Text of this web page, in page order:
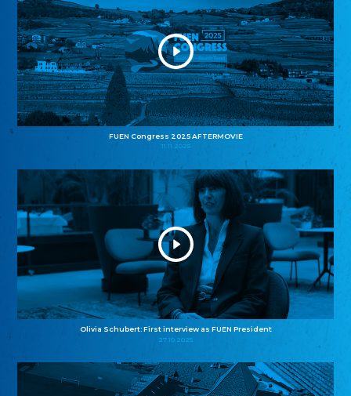
FUEN Congress 2025 AFTERMOVIE
11.11.2025
Olivia Schubert: First interview as FUEN President
27.10.2025